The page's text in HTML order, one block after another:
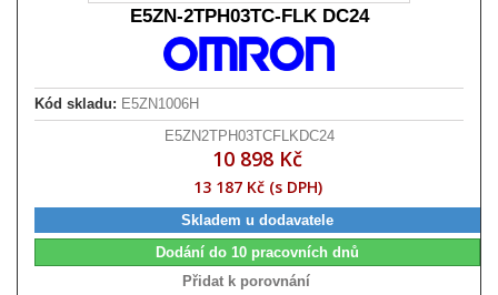
E5ZN-2TPH03TC-FLK DC24
Kód skladu: E5ZN1006H
E5ZN2TPH03TCFLKDC24
10 898 Kč
13 187 Kč (s DPH)
Skladem u dodavatele
Dodání do 10 pracovních dnů
Přidat k porovnání